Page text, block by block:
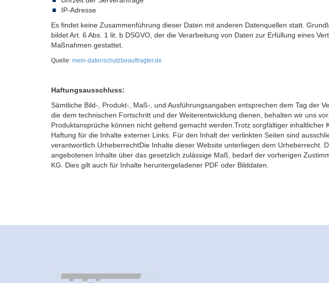
IP-Adresse
Es findet keine Zusammenführung dieser Daten mit anderen Datenquellen statt.
bildet Art. 6 Abs. 1 lit. b DSGVO, der die Verarbeitung von Daten zur Erfüllung eines
Maßnahmen gestattet.
Quelle: mein-datenschutzbeauftragter.de
Haftungsausschluss:
Sämtliche Bild-, Produkt-, Maß-, und Ausführungsangaben entsprechen dem Tag der
die dem technischen Fortschritt und der Weiterentwicklung dienen, behalten wir uns
Produktansprüche können nicht geltend gemacht werden.Trotz sorgfältiger inhaltlicher
Haftung für die Inhalte externer Links. Für den Inhalt der verlinkten Seiten sind
verantwortlich.UrheberrechtDie Inhalte dieser Website unterliegen dem Urheberrecht.
angebotenen Inhalte über das gesetzlich zulässige Maß, bedarf der vorherigen
KG. Dies gilt auch für Inhalte heruntergeladener PDF oder Bilddaten.